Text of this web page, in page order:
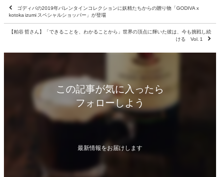
ゴディバの2019年バレンタインコレクションに妖精たちからの贈り物「GODIVA x
kotoka izumi スペシャルショッパー」が登場
【粕谷 哲さん】「できることを、わかることから」世界の頂点に輝いた彼は、今も挑戦し続
ける Vol. 1
この記事が気に入ったら
フォローしよう
最新情報をお届けします